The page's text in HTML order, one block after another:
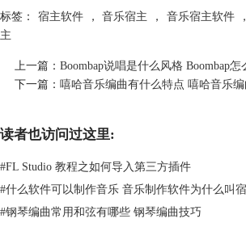
不同的内容。
图2:Cubase
标签： 宿主软件 ， 音乐宿主 ， 音乐宿主软件 ，
主
上一篇： Boombap说唱是什么风格 Boombap怎
下一篇： 嘻哈音乐编曲有什么特点 嘻哈音乐
读者也访问过这里:
#FL Studio 教程之如何导入第三方插件
#什么软件可以制作音乐 音乐制作软件为什么叫
#钢琴编曲常用和弦有哪些 钢琴编曲技巧